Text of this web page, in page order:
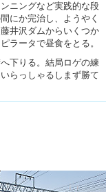
ニングなど実践的な段
にか完治し、ようやく
井沢ダムからいくつか
ラータで昼食をとる。
下りる。結局ロゲの練
らっしゃるしまず勝て